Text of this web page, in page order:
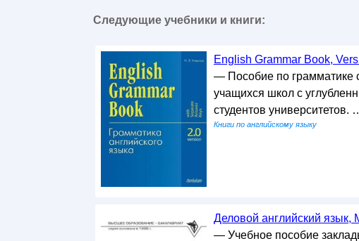
Следующие учебники и книги:
English Grammar Book,
— Пособие по грамматике
учащихся школ с
студентов университетов.
Книги по английскому языку
Деловой английский язык,
— Учебное пособие